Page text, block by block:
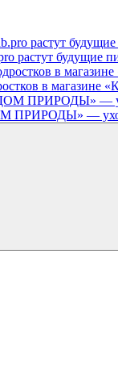
растут будущие
в магазине
ПРИРОДЫ» —